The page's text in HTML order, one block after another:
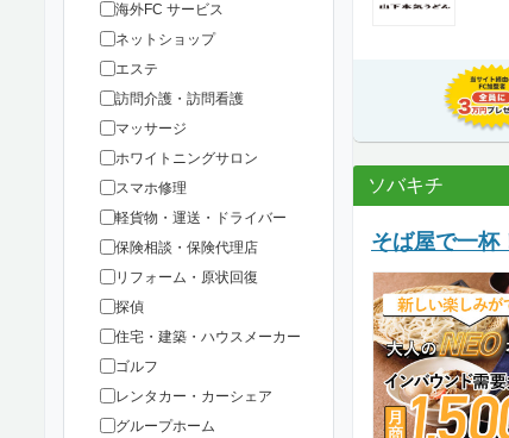
海外FC サービス
ネットショップ
エステ
訪問介護・訪問看護
マッサージ
ホワイトニングサロン
スマホ修理
軽貨物・運送・ドライバー
保険相談・保険代理店
リフォーム・原状回復
探偵
住宅・建築・ハウスメーカー
ゴルフ
レンタカー・カーシェア
グループホーム
ソバキチ
そば屋で一